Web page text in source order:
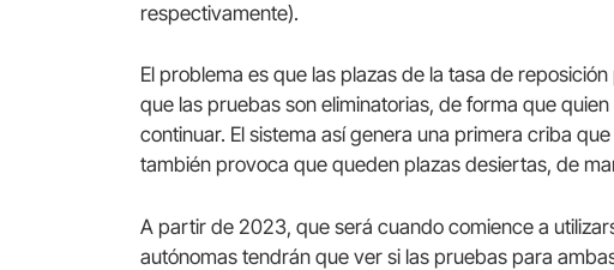
respectivamente).
El problema es que las plazas de la tasa de
que las pruebas son eliminatorias, de forma que
continuar. El sistema así genera una primera criba
también provoca que queden plazas desiertas, de
A partir de 2023, que será cuando comience a
autónomas tendrán que ver si las pruebas para